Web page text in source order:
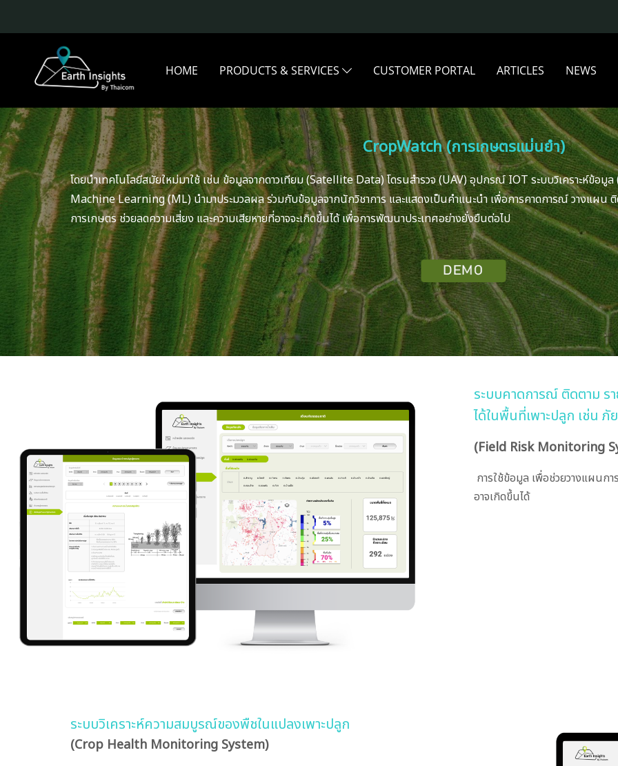
HOME PRODUCTS & SERVICES CUSTOMER PORTAL ARTICLES NEWS
CropWatch (การเกษตรแม่นยำ)
โดยนำเทคโนโลยีสมัยใหม่มาใช้ เช่น ข้อมูลจากดาวเทียม (Satellite Data) โดรนสำรวจ (UAV) อุปกรณ์ IOT ระบบวิเคราะห์
Machine Learning (ML) นำมาประมวลผล ร่วมกับข้อมูลจากนักวิชาการ และแสดงเป็นคำแนะนำ เพื่อการคาดการณ์ วางแผน
การเกษตร ช่วยลดความเสี่ยง และความเสียหายที่อาจจะเกิดขึ้นได้ เพื่อการพัฒนาประเทศอย่างยั่งยืนต่อไป
ระบบคาดการณ์ ติดตาม ร
ได้ในพื้นที่เพาะปลูก เช่น ภั
(Field Risk Monitoring
การใช้ข้อมูล เพื่อช่วยวางแผนก
อาจเกิดขึ้นได้
ระบบวิเคราะห์ความสมบูรณ์ของพืชในแปลงเพาะปลูก
(Crop Health Monitoring System)